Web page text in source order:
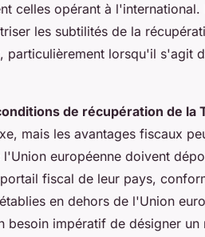
celles opérant à
les subtilités de la
, particulièrement lorsqu'il s'agit
de récupération de la
mais les avantages fiscaux
européenne doivent
fiscal de leur pays,
en dehors de l'Union
besoin impératif de désigner